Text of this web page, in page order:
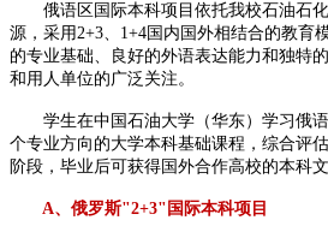
俄语区国际本科项目依托我校石油石化
源，采用2+3、1+4国内国外相结合的教育
的专业基础、良好的外语表达能力和独特
和用人单位的广泛关注。
学生在中国石油大学（华东）学习俄语
个专业方向的大学本科基础课程，综合评
阶段，毕业后可获得国外合作高校的本科文
A、俄罗斯"2+3"国际本科项目